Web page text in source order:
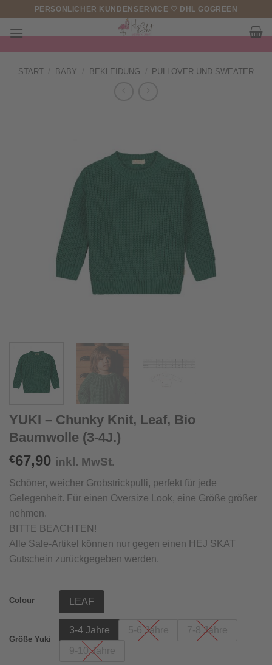
springen
PERSÖNLICHER KUNDENSERVICE ♡ DHL GOGREEN
START BABY BEKLEIDUNG PULLOVER UND SWEATER
YUKI – Chunky Knit, Leaf, Bio
Baumwolle (3-4J.)
€67,90 inkl. MwSt.
Schöner, weicher Grobstrickpulli, perfekt für jede
Gelegenheit. Für einen Oversize Look, eine Größe größer
nehmen.
BITTE BEACHTEN!
Alle Sale-Artikel können nur gegen einen HEJ SKAT
Gutschein zurückgegeben werden.
Colour LEAF
Größe Yuki
3-4 Jahre 5-6 Jahre
7-8 Jahre
9-10 Jahre